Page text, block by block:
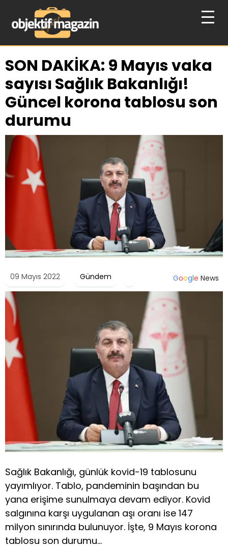
SON DAKİKA: 9 Mayıs vaka
sayısı Sağlık Bakanlığı!
Güncel korona tablosu son
durumu
09 Mayıs 2022 Gündem Google News
Sağlık Bakanlığı, günlük kovid-19 tablosunu
yayımlıyor. Tablo, pandeminin başından bu
yana erişime sunulmaya devam ediyor. Kovid
salgınına karşı uygulanan aşı oranı ise 147
milyon sınırında bulunuyor. İşte, 9 Mayıs korona
tablosu son durumu…